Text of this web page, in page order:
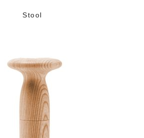
Stool